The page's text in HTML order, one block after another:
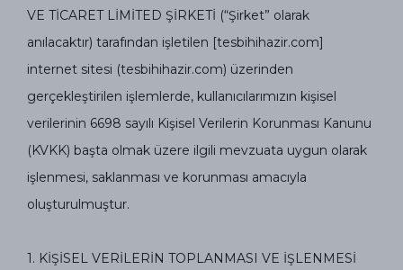
VE TİCARET LİMİTED ŞİRKETİ (“Şirket” olarak
anılacaktır) tarafından işletilen [tesbihihazir.com]
internet sitesi (tesbihihazir.com) üzerinden
gerçekleştirilen işlemlerde, kullanıcılarımızın kişisel
verilerinin 6698 sayılı Kişisel Verilerin Korunması Kanunu
(KVKK) başta olmak üzere ilgili mevzuata uygun olarak
işlenmesi, saklanması ve korunması amacıyla
oluşturulmuştur.
1.⁠ ⁠KİŞİSEL VERİLERİN TOPLANMASI VE İŞLENMESİ